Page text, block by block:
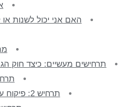
האם אני יכול לשנות
תרחישים מעשיים: כיצד חוק
תרחיש 1:
תרחיש 2: פיקוח על השקעות וחשבונות בנק